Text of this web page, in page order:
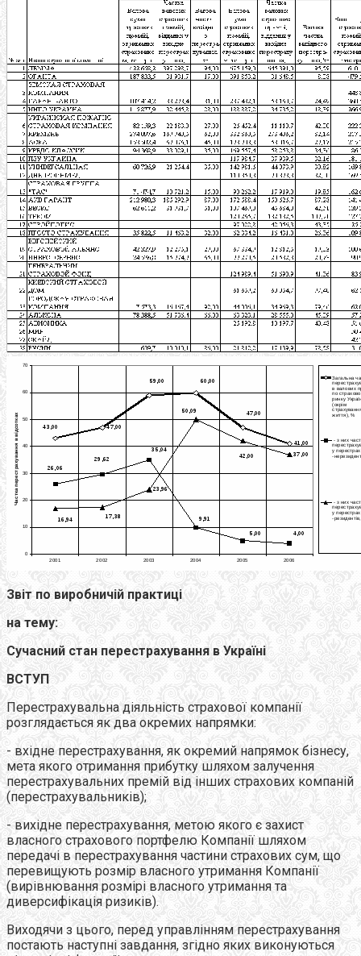
Звіт по виробничій практиці
на тему:
Сучасний стан перестрахування в Україні
ВСТУП
Перестрахувальна діяльність страхової компанії
розглядається як два окремих напрямки:
- вхідне перестрахування, як окремий напрямок бізнесу,
мета якого отримання прибутку шляхом залучення
перестрахувальних премій від інших страхових компаній
(перестрахувальників);
- вихідне перестрахування, метою якого є захист
власного страхового портфелю Компанії шляхом
передачі в перестрахування частини страхових сум, що
перевищують розмір власного утримання Компанії
(вирівнювання розмірі власного утримання та
диверсифікація ризиків).
Виходячи з цього, перед управлінням перестрахування
постають наступні завдання, згідно яких виконуються